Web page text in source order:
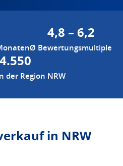
4,8 – 6,2
Ø Bewertungsmultiple
der Region NRW
in NRW